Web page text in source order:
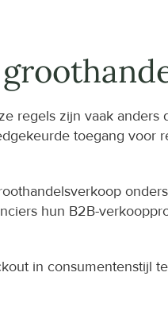
regels zijn vaak anders
toegang voor
hun B2B-
in consumentenstijl